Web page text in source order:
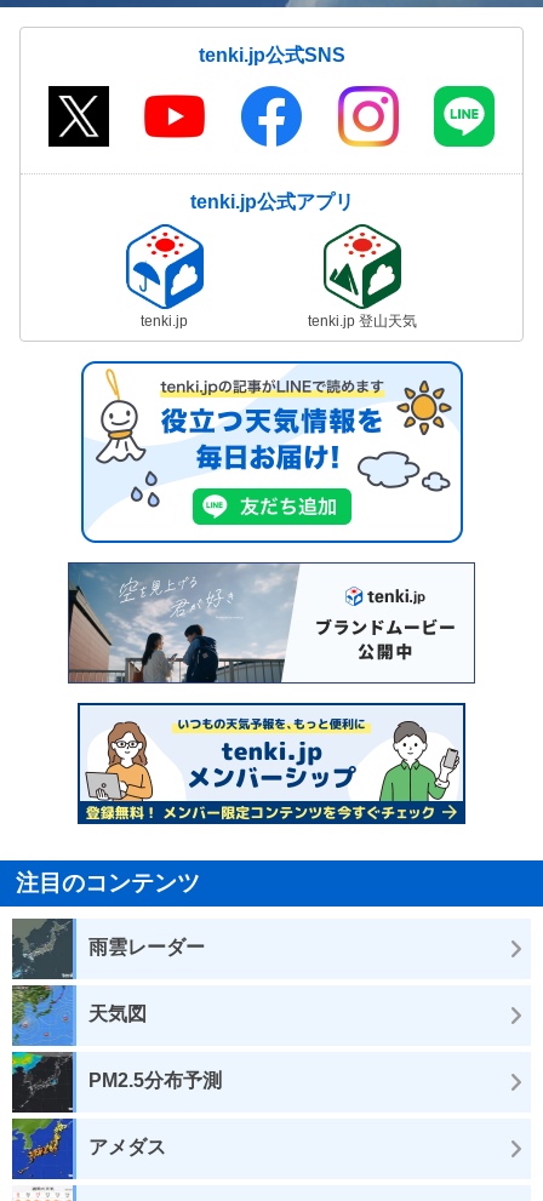
tenki.jp公式SNS
tenki.jp公式アプリ
tenki.jp tenki.jp 登山天気
注目のコンテンツ
雨雲レーダー
天気図
PM2.5分布予測
アメダス